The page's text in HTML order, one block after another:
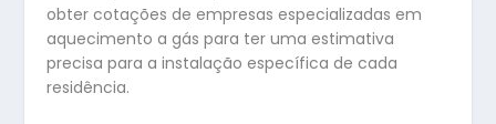
obter cotações de empresas especializadas em
aquecimento a gás para ter uma estimativa
precisa para a instalação específica de cada
residência.